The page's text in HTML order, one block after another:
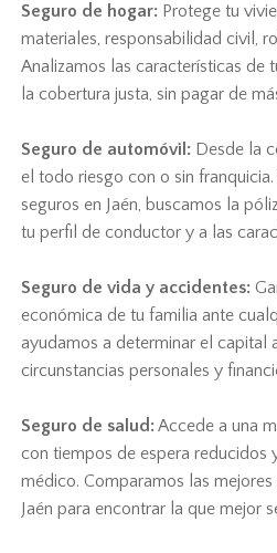
Seguro de hogar: Protege tu
materiales, responsabilidad civil,
Analizamos las características de
la cobertura justa, sin pagar de
Seguro de automóvil: Desde la
el todo riesgo con o sin
seguros en Jaén, buscamos la
tu perfil de conductor y a las
Seguro de vida y accidentes:
económica de tu familia ante
ayudamos a determinar el capital
circunstancias personales y
Seguro de salud:Accede a una
con tiempos de espera reducidos
médico. Comparamos las
Jaén para encontrar la que mejor